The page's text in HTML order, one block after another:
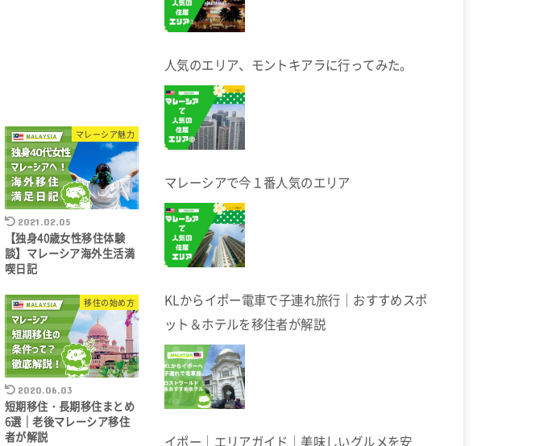
マレーシア魅力
2021.02.05
【独身40歳女性移住体験
談】マレーシア海外生活満
喫日記
移住の始め方
2020.06.03
短期移住・長期移住まとめ
6選｜老後マレーシア移住
者が解説
人気のエリア、モントキアラに行ってみた。
マレーシアで今１番人気のエリア
KLからイポー電車で子連れ旅行｜おすすめスポ
ット＆ホテルを移住者が解説
イポー｜エリアガイド｜美味しいグルメを安